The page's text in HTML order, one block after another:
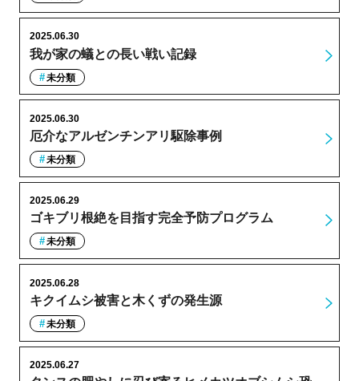
我が家の蟻との長い戦い記録
2025.06.30
未分類
厄介なアルゼンチンアリ駆除事例
2025.06.30
未分類
ゴキブリ根絶を目指す完全予防プログラム
2025.06.29
未分類
キクイムシ被害と木くずの発生源
2025.06.28
未分類
2025.06.27